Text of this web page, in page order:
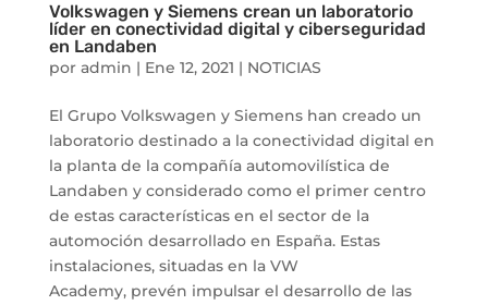
Volkswagen y Siemens crean un laboratorio
líder en conectividad digital y ciberseguridad
en Landaben
por admin | Ene 12, 2021 | NOTICIAS
El Grupo Volkswagen y Siemens han creado un
laboratorio destinado a la conectividad digital en
la planta de la compañía automovilística de
Landaben y considerado como el primer centro
de estas características en el sector de la
automoción desarrollado en España. Estas
instalaciones, situadas en la VW
Academy, prevén impulsar el desarrollo de las